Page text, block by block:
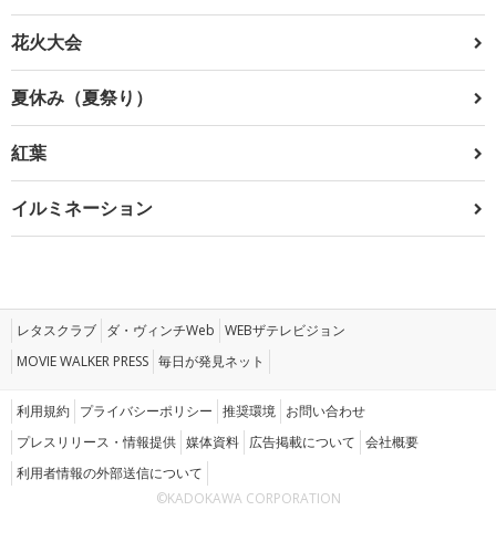
花火大会
夏休み（夏祭り）
紅葉
イルミネーション
レタスクラブ ダ・ヴィンチWeb WEBザテレビジョン
MOVIE WALKER PRESS 毎日が発見ネット
利用規約 プライバシーポリシー 推奨環境 お問い合わせ
プレスリリース・情報提供 媒体資料 広告掲載について 会社概要
利用者情報の外部送信について
©KADOKAWA CORPORATION